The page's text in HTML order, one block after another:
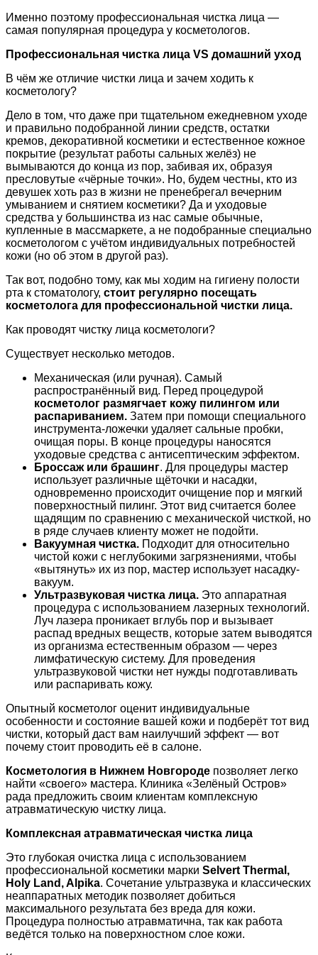
Именно поэтому профессиональная чистка лица —
самая популярная процедура у косметологов.
Профессиональная чистка лица VS домашний уход
В чём же отличие чистки лица и зачем ходить к
косметологу?
Дело в том, что даже при тщательном ежедневном уходе
и правильно подобранной линии средств, остатки
кремов, декоративной косметики и естественное кожное
покрытие (результат работы сальных желёз) не
вымываются до конца из пор, забивая их, образуя
пресловутые «чёрные точки». Но, будем честны, кто из
девушек хоть раз в жизни не пренебрегал вечерним
умыванием и снятием косметики? Да и уходовые
средства у большинства из нас самые обычные,
купленные в массмаркете, а не подобранные специально
косметологом с учётом индивидуальных потребностей
кожи (но об этом в другой раз).
Так вот, подобно тому, как мы ходим на гигиену полости
рта к стоматологу, стоит регулярно посещать
косметолога для профессиональной чистки лица.
Как проводят чистку лица косметологи?
Существует несколько методов.
Механическая (или ручная). Самый
распространённый вид. Перед процедурой
косметолог размягчает кожу пилингом или
распариванием. Затем при помощи специального
инструмента-ложечки удаляет сальные пробки,
очищая поры. В конце процедуры наносятся
уходовые средства с антисептическим эффектом.
Броссаж или брашинг. Для процедуры мастер
использует различные щёточки и насадки,
одновременно происходит очищение пор и мягкий
поверхностный пилинг. Этот вид считается более
щадящим по сравнению с механической чисткой, но
в ряде случаев клиенту может не подойти.
Вакуумная чистка. Подходит для относительно
чистой кожи с неглубокими загрязнениями, чтобы
«вытянуть» их из пор, мастер использует насадку-
вакуум.
Ультразвуковая чистка лица. Это аппаратная
процедура с использованием лазерных технологий.
Луч лазера проникает вглубь пор и вызывает
распад вредных веществ, которые затем выводятся
из организма естественным образом — через
лимфатическую систему. Для проведения
ультразвуковой чистки нет нужды подготавливать
или распаривать кожу.
Опытный косметолог оценит индивидуальные
особенности и состояние вашей кожи и подберёт тот вид
чистки, который даст вам наилучший эффект — вот
почему стоит проводить её в салоне.
Косметология в Нижнем Новгороде позволяет легко
найти «своего» мастера. Клиника «Зелёный Остров»
рада предложить своим клиентам комплексную
атравматическую чистку лица.
Комплексная атравматическая чистка лица
Это глубокая очистка лица с использованием
профессиональной косметики марки Selvert Thermal,
Holy Land, Alpika. Сочетание ультразвука и классических
неаппаратных методик позволяет добиться
максимального результата без вреда для кожи.
Процедура полностью атравматична, так как работа
ведётся только на поверхностном слое кожи.